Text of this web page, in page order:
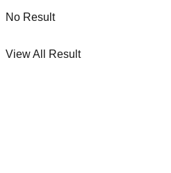
No Result
View All Result